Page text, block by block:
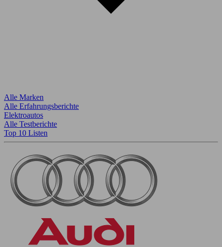
Alle Marken
Alle Erfahrungsberichte
Elektroautos
Alle Testberichte
Top 10 Listen